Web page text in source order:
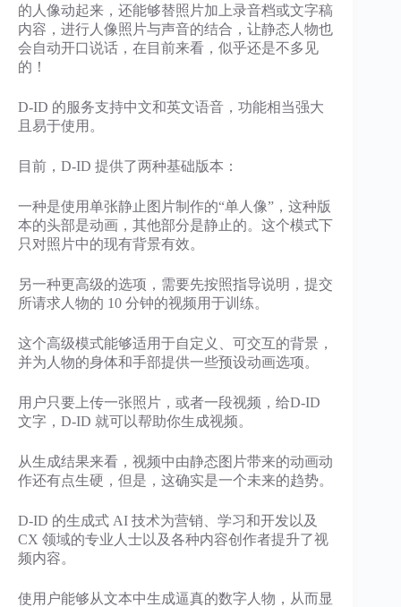
的人像动起来，还能够替照片加上录音档或文字稿
内容，进行人像照片与声音的结合，让静态人物也
会自动开口说话，在目前来看，似乎还是不多见
的！
D-ID 的服务支持中文和英文语音，功能相当强大
且易于使用。
目前，D-ID 提供了两种基础版本：
一种是使用单张静止图片制作的“单人像”，这种版
本的头部是动画，其他部分是静止的。这个模式下
只对照片中的现有背景有效。
另一种更高级的选项，需要先按照指导说明，提交
所请求人物的 10 分钟的视频用于训练。
这个高级模式能够适用于自定义、可交互的背景，
并为人物的身体和手部提供一些预设动画选项。
用户只要上传一张照片，或者一段视频，给D-ID
文字，D-ID 就可以帮助你生成视频。
从生成结果来看，视频中由静态图片带来的动画动
作还有点生硬，但是，这确实是一个未来的趋势。
D-ID 的生成式 AI 技术为营销、学习和开发以及
CX 领域的专业人士以及各种内容创作者提升了视
频内容。
使用户能够从文本中生成逼真的数字人物，从而显